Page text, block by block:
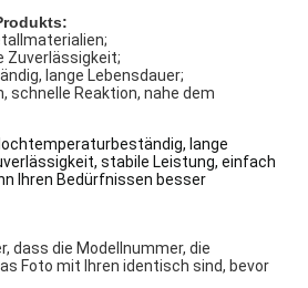
Zuverlässigkeit;
lange Lebensdauer;
schnelle Reaktion, nahe dem
lange
stabile Leistung, einfach
Ihren Bedürfnissen besser
dass die Modellnummer, die
Foto mit Ihren identisch sind, bevor